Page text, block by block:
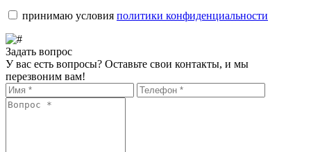
принимаю условия политики конфиденциальности
Задать вопрос
У вас есть вопросы? Оставьте свои контакты, и мы
перезвоним вам!